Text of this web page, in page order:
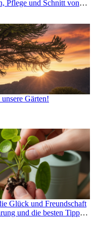
Pflege und Schnitt von
Gärten!
Glück und Freundschaft
und die besten Tipps